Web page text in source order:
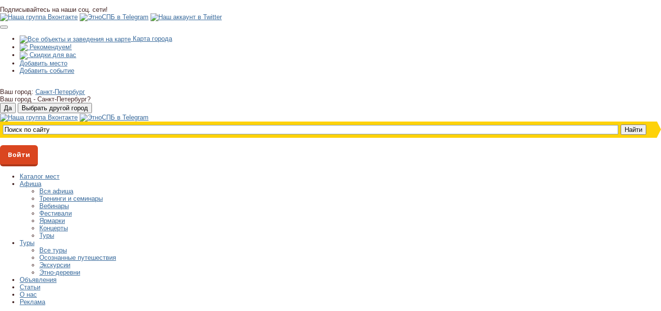
Подписывайтесь на наши соц. сети!
Карта города
Рекомендуем!
Скидки для вас
Добавить место
Добавить событие
Ваш город: Санкт-Петербург
Ваш город - Санкт-Петербург?
Войти
Каталог мест
Афиша
Вся афиша
Тренинги и семинары
Вебинары
Фестивали
Ярмарки
Концерты
Туры
Туры
Все туры
Осознанные путешествия
Экскурсии
Этно-деревни
Объявления
Статьи
О нас
Реклама